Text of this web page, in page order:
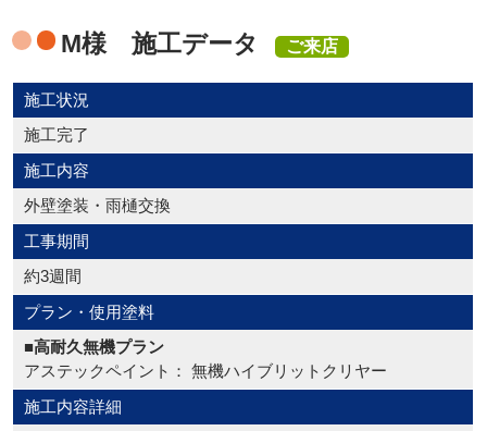
M様 施工データ ご来店
施工状況
施工完了
施工内容
外壁塗装・雨樋交換
工事期間
約3週間
プラン・使用塗料
■高耐久無機プラン
アステックペイント： 無機ハイブリットクリヤー
施工内容詳細